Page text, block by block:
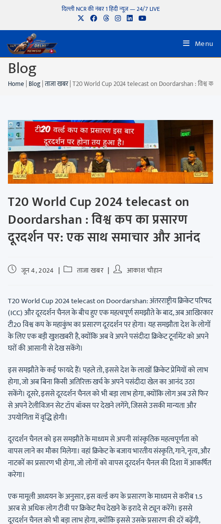
दिल्ली NCR की नंबर 1 हिंदी न्यूज़ — 24/7 LIVE
Menu
Blog
Home | Blog|ताजा खबर|T20 World Cup 2024 telecast on Doordarshan : विश्व कप
T20 World Cup 2024 telecast on
Doordarshan : विश्व कप का प्रसारण
दूरदर्शन पर: एक साथ समाचार और आनंद
जून 4, 2024 ताजा खबर आकाश चौहान
T20 World Cup 2024 telecast on Doordarshan: अंतरराष्ट्रीय क्रिकेट परिषद
(ICC) और दूरदर्शन चैनल के बीच हुए एक महत्वपूर्ण समझौते के बाद, अब आखिरकार
टी20 विश्व कप के महाकुंभ का प्रसारण दूरदर्शन पर होगा। यह समझौता देश के लोगों
के लिए एक बड़ी खुशखबरी है, क्योंकि अब वे अपने पसंदीदा क्रिकेट टूर्नामेंट को अपने
घरों की आसानी से देख सकेंगे।
इस समझौते के कई फायदे हैं। पहले तो, इससे देश के लाखों क्रिकेट प्रेमियों को लाभ
होगा, जो अब बिना किसी अतिरिक्त खर्च के अपने पसंदीदा खेल का आनंद उठा
सकेंगे। दूसरे, इससे दूरदर्शन चैनल को भी बड़ा लाभ होगा, क्योंकि लोग अब उसे फिर
से अपने टेलीविजन सेट टॉप बॉक्स पर देखने लगेंगे, जिससे उसकी मान्यता और
उपयोगिता में वृद्धि होगी।
दूरदर्शन चैनल को इस समझौते के माध्यम से अपनी सांस्कृतिक महत्वपूर्णता को
वापस लाने का मौका मिलेगा। वहां क्रिकेट के बजाय भारतीय संस्कृति, गाने, नृत्य, और
नाटकों का प्रसारण भी होगा, जो लोगों को वापस दूरदर्शन चैनल की दिशा में आकर्षित
करेगा।
एक मामूली अध्ययन के अनुसार, इस वर्ल्ड कप के प्रसारण के माध्यम से करीब 1.5
अरब से अधिक लोग टीवी पर क्रिकेट मैच देखने के इरादे से ट्यून करेंगे। इससे
दूरदर्शन चैनल को भी बड़ा लाभ होगा, क्योंकि इससे उसके प्रसारण की दरें बढ़ेंगी,